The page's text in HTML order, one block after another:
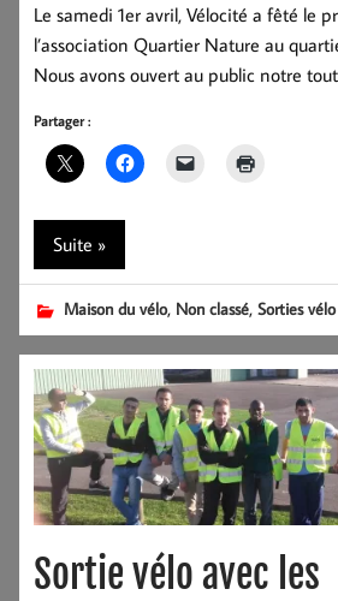
Le samedi 1er avril, Vélocité a fêté le
l’association Quartier Nature au
Nous avons ouvert au public notre
Partager :
Suite »
Maison du vélo, Non classé,Sorties vélo
Sortie vélo avec les